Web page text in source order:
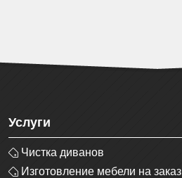
Услуги
Чистка диванов
Изготовление мебели на заказ